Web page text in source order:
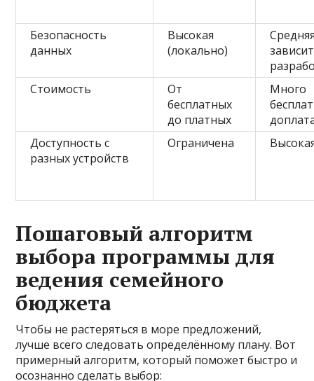
Безопасность
данных
Высокая
(локально)
Стоимость
От
бесплатных
до платных
Много
Доступность с
разных устройств
Ограничена
Пошаговый алгоритм
выбора программы для
ведения семейного
бюджета
Чтобы не растеряться в море предложений,
лучше всего следовать определённому плану. Вот
примерный алгоритм, который поможет быстро и
осознанно сделать выбор: